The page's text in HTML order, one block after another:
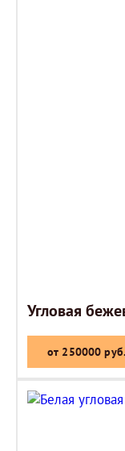
Угловая
от 250000 руб.